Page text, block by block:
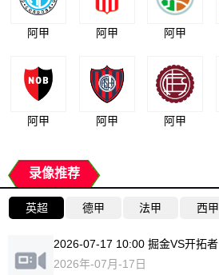
阿甲 阿甲 阿甲
阿甲 阿甲 阿甲
录像推荐
英超 德甲 法甲 西甲
2026-07-17 10:00 掘金VS开拓者
2026年-07月-17日